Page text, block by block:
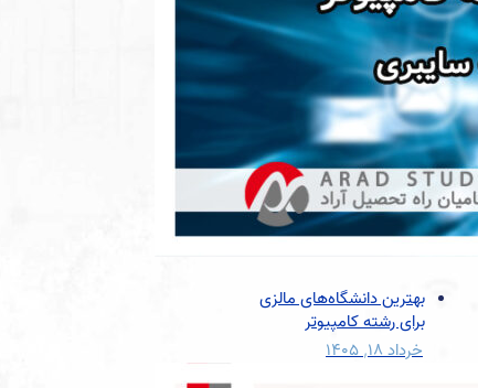
بهترین دانشگاه‌های مالزی
برای رشته کامپیوتر
خرداد ۱۸, ۱۴۰۵